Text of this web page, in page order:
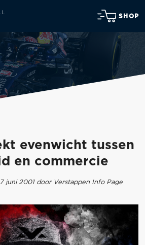
SHOP
evenwicht tussen
en commercie
juni 2001 door Verstappen Info Page